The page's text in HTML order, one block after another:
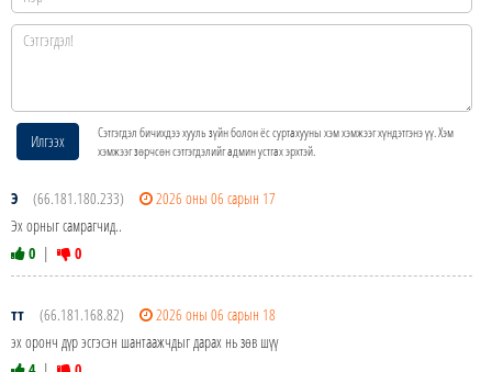
Илгээх
Сэтгэгдэл бичихдээ хууль зүйн болон ёс суртахууны хэм хэмжээг хүндэтгэнэ үү. Хэм
хэмжээг зөрчсөн сэтгэгдэлийг админ устгах эрхтэй.
Э (66.181.180.233)
2026 оны 06 сарын 17
Эх орныг самрагчид..
0 | 0
тт (66.181.168.82)
2026 оны 06 сарын 18
эх оронч дүр эсгэсэн шантаажчдыг дарах нь зөв шүү